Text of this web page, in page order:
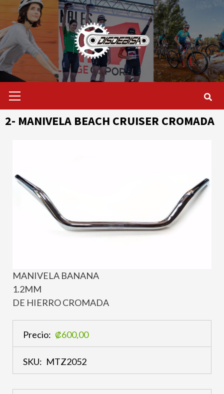
Saltar
contenido
primario
2- MANIVELA BEACH CRUISER CROMADA
MANIVELA BANANA
1.2MM
DE HIERRO CROMADA
Precio: ₡600,00
SKU: MTZ2052